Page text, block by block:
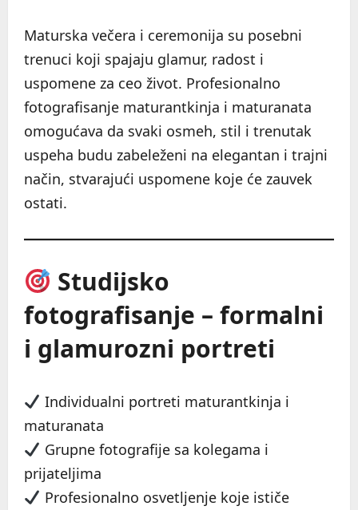
Maturska večera i ceremonija su posebni
trenuci koji spajaju glamur, radost i
uspomene za ceo život. Profesionalno
fotografisanje maturantkinja i maturanata
omogućava da svaki osmeh, stil i trenutak
uspeha budu zabeleženi na elegantan i trajni
način, stvarajući uspomene koje će zauvek
ostati.
Studijsko
fotografisanje – formalni
i glamurozni portreti
Individualni portreti maturantkinja i
maturanata
Grupne fotografije sa kolegama i
prijateljima
Profesionalno osvetljenje koje ističe